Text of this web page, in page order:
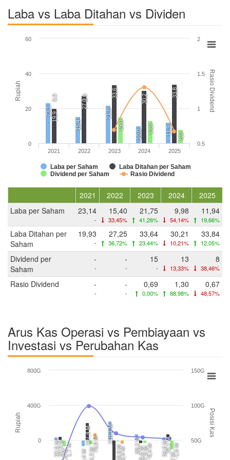
Laba vs Laba Ditahan vs Dividen
Rupiah Rasio Dividend
23,1
15,4
21,8
10,0
11,9
19,9
27,3
33,6
30,2
33,8
0,0 0,0
15,0 13,0
8,0
Laba per Saham
Laba Ditahan per Saham
Dividend per Saham
Rasio Dividend
2021 2022 2023 2024 2025
0
20
40
60
0.5
1
1.5
2
2021 2022 2023 2024
2025
Laba per Saham
23,14
-
15,40
33,45%
21,75
41,26%
9,98
54,14%
11,94
19,66%
Laba Ditahan per
Saham
19,93
-
27,25
36,72%
33,64
23,44%
30,21
10,21%
33,84
12,05%
Dividend per
Saham
-
-
-
-
15
-
13
13,33%
8
38,46%
Rasio Dividend -
-
-
-
0,69
0,00%
1,30
88,98%
0,67
48,57%
Arus Kas Operasi vs Pembiayaan vs
Investasi vs Perubahan Kas
Rupiah Posisi Kas
32,5 M
218,1 M
68,2 M 34,6 M
41,0 M
197,4 M
-35,6 M
70,1 M
-44,3 M -16,9 M -37,9 M
1,7 M 79,8 M
-39,4 M -5,4 M -1,6 M
0
400G
800G
50G
100G
150G